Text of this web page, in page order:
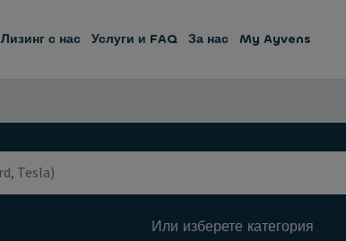
Лизинг с нас Услуги и FAQ За нас My Ayvens
Или изберете категория